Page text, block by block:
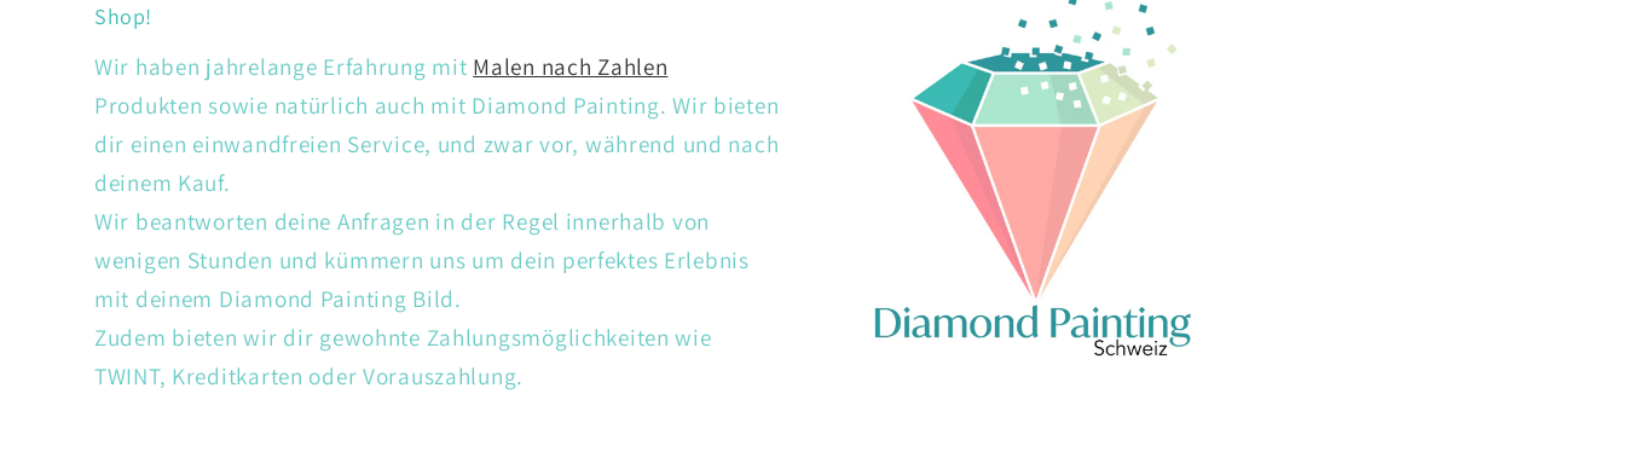
Shop!
Wir haben jahrelange Erfahrung mit Malen nach Zahlen
Produkten sowie natürlich auch mit Diamond Painting. Wir bieten
dir einen einwandfreien Service, und zwar vor, während und nach
deinem Kauf.
Wir beantworten deine Anfragen in der Regel innerhalb von
wenigen Stunden und kümmern uns um dein perfektes Erlebnis
mit deinem Diamond Painting Bild.
Zudem bieten wir dir gewohnte Zahlungsmöglichkeiten wie
TWINT, Kreditkarten oder Vorauszahlung.